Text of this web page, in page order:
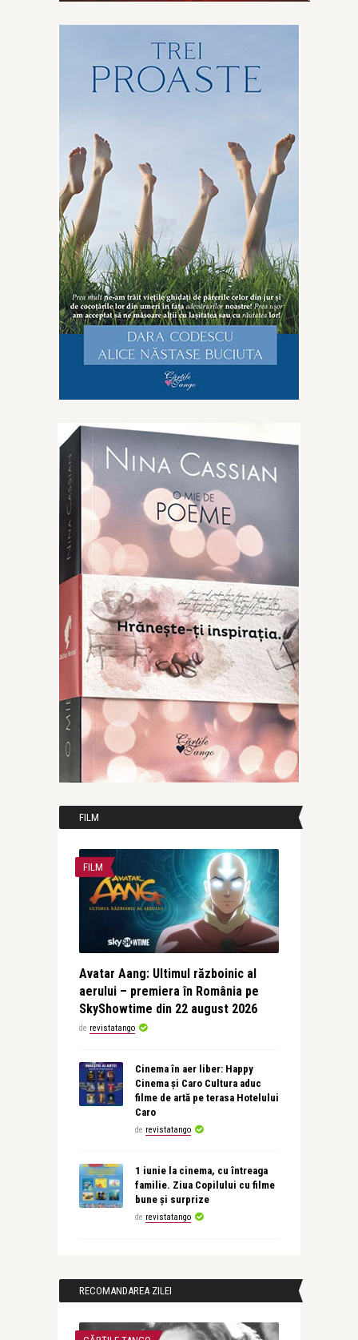
FILM
FILM
Avatar Aang: Ultimul războinic al
aerului – premiera în România pe
SkyShowtime din 22 august 2026
de revistatango
Cinema în aer liber: Happy
Cinema și Caro Cultura aduc
filme de artă pe terasa Hotelului
Caro
de revistatango
1 iunie la cinema, cu întreaga
familie. Ziua Copilului cu filme
bune și surprize
de revistatango
RECOMANDAREA ZILEI